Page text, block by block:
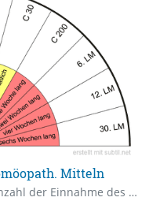
Mitteln
Hiermit kann man die Potenz und Anzahl der Einnahme des bereits getesteten homöopath. Mittels auspendeln.